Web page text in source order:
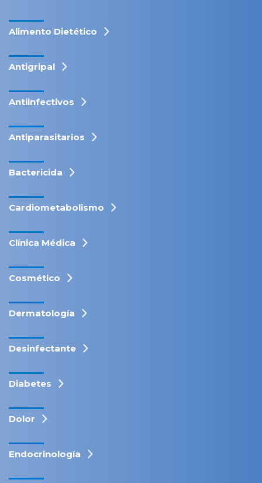
Alimento Dietético
Antigripal
Antiinfectivos
Antiparasitarios
Bactericida
Cardiometabolismo
Clínica Médica
Cosmético
Dermatología
Desinfectante
Diabetes
Dolor
Endocrinología